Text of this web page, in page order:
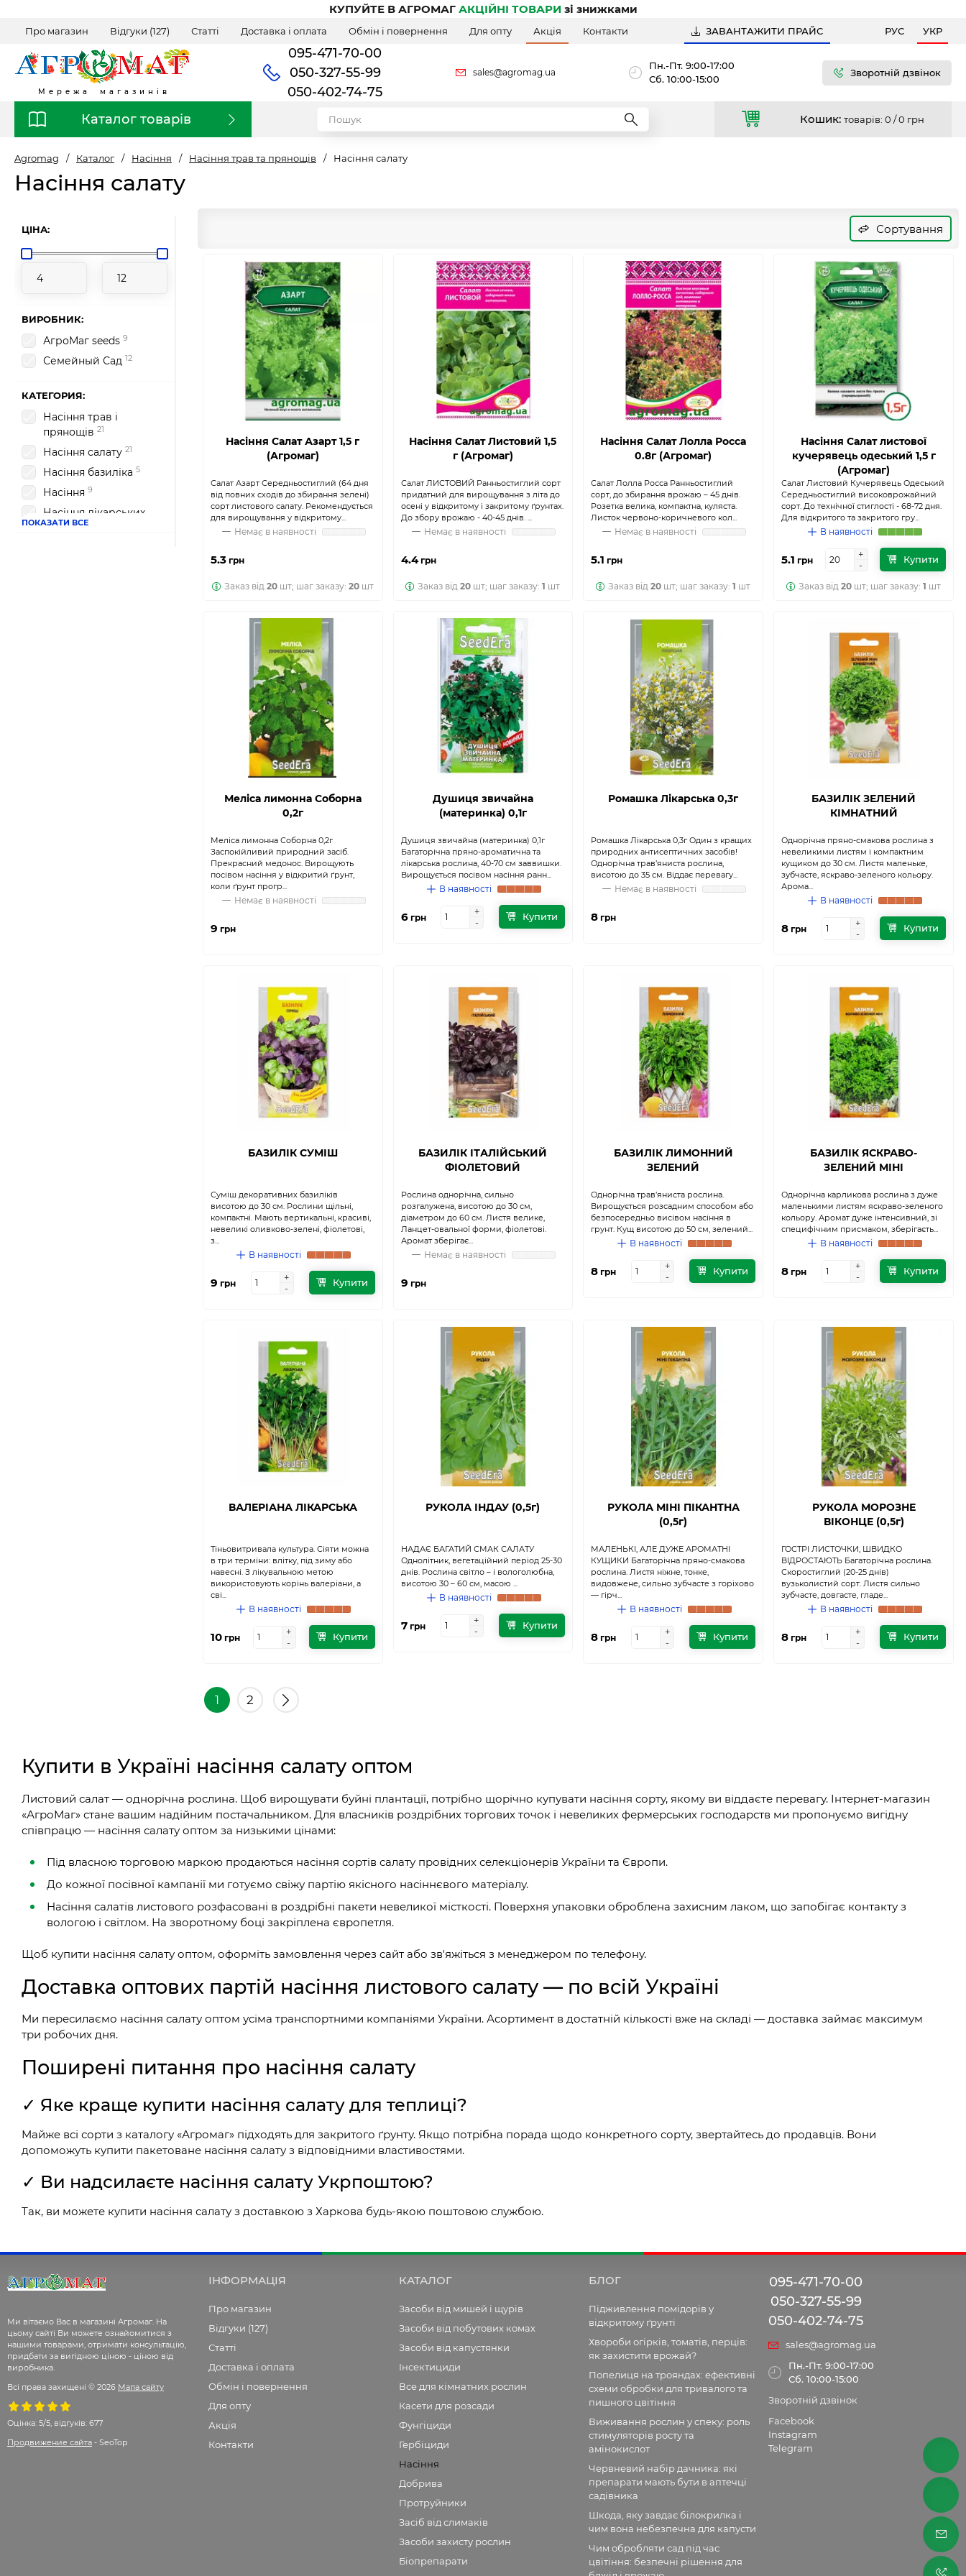
КУПУЙТЕ В АГРОМАГАКЦІЙНІ ТОВАРИ зі знижками
Про магазин Відгуки (127) Статті Доставка і оплата Обмін і повернення Для опту Акція Контакти ЗАВАНТАЖИТИ ПРАЙС РУС УКР
Мережа магазинів
095-471-70-00
050-327-55-99
050-402-74-75
sales@agromag.ua
Пн.-Пт. 9:00-17:00
Сб. 10:00-15:00
Зворотній дзвінок
Каталог товарів Кошик: товарів: 0 /0 грн
Agromag / Каталог / Насіння / Насіння трав та прянощів / Насіння салату
Насіння салату
ЦІНА:
ВИРОБНИК:
АгроМаг seeds 9
Семейный Сад 12
КАТЕГОРИЯ:
Насіння трав і
прянощів 21
Насіння салату 21
Насіння базиліка 5
Насіння 9
Насіння лікарських
трав 4
ПОКАЗАТИ ВСЕ
Сортування
Насіння Салат Азарт 1,5 г
(Агромаг)
Салат Азарт Середньостиглий (64 дня
від повних сходів до збирання зелені)
сорт листового салату. Рекомендується
для вирощування у відкритому...
Немає в наявності
5.3грн
Заказ від 20шт; шаг заказу: 20шт
Насіння Салат Листовий 1,5
г (Агромаг)
Салат ЛИСТОВИЙ Ранньостиглий сорт
придатний для вирощування з літа до
осені у відкритому і закритому ґрунтах.
До збору врожаю - 40-45 днів. ...
Немає в наявності
4.4грн
Заказ від20 шт; шаг заказу:1 шт
Насіння Салат Лолла Росса
0.8г (Агромаг)
Салат Лолла Росса Ранньостиглий
сорт, до збирання врожаю – 45 днів.
Розетка велика, компактна, куляста.
Листок червоно-коричневого кол...
Немає в наявності
5.1 грн
Заказ від20 шт; шаг заказу:1 шт
Насіння Салат листової
кучерявець одеський 1,5 г
(Агромаг)
Салат Листовий Кучерявець Одеський
Середньостиглий високоврожайний
сорт. До технічної стиглості - 68-72 дня.
Для відкритого та закритого гру...
В наявності
5.1 грн
+
-
+
-
Купити
Заказ від20 шт; шаг заказу:1 шт
Меліса лимонна Соборна
0,2г
Меліса лимонна Соборна 0,2г
Заспокійливий природний засіб.
Прекрасний медонос. Вирощують
посівом насіння у відкритий ґрунт,
коли ґрунт прогр...
Немає в наявності
9 грн
Душиця звичайна
(материнка) 0,1г
Душиця звичайна (материнка) 0,1г
Багаторічна пряно-ароматична та
лікарська рослина, 40-70 см заввишки.
Вирощується посівом насіння ранн...
В наявності
6грн
+
-
+
-
Купити
Ромашка Лікарська 0,3г
Ромашка Лікарська 0,3г Один з кращих
природних антисептичних засобів!
Однорічна трав’яниста рослина,
висотою до 35 см. Віддає перевагу...
Немає в наявності
8 грн
БАЗИЛІК ЗЕЛЕНИЙ
КІМНАТНИЙ
Однорічна пряно-смакова рослина з
невеликими листям і компактним
кущиком до 30 см. Листя маленьке,
зубчасте, яскраво-зеленого кольору.
Арома...
В наявності
8 грн
+
-
+
-
Купити
БАЗИЛІК СУМІШ
Суміш декоративних базиліків
висотою до 30 см. Рослини щільні,
компактні. Мають вертикальні, красиві,
невеликі оливково-зелені, фіолетові,
з...
В наявності
9 грн
+
-
+
-
Купити
БАЗИЛІК ІТАЛІЙСЬКИЙ
ФІОЛЕТОВИЙ
Рослина однорічна, сильно
розгалужена, висотою до 30 см,
діаметром до 60 см. Листя велике,
Ланцет-овальної форми, фіолетові.
Аромат зберігає...
Немає в наявності
9 грн
БАЗИЛІК ЛИМОННИЙ
ЗЕЛЕНИЙ
Однорічна трав’яниста рослина.
Вирощується розсадним способом або
безпосередньо висівом насіння в
грунт. Кущ висотою до 50 см, зелений...
В наявності
8 грн
+
-
+
-
Купити
БАЗИЛІК ЯСКРАВО-
ЗЕЛЕНИЙ МІНІ
Однорічна карликова рослина з дуже
маленькими листям яскраво-зеленого
кольору. Аромат дуже інтенсивний, зі
специфічним присмаком, зберігаєть...
В наявності
8 грн
+
-
+
-
Купити
ВАЛЕРІАНА ЛІКАРСЬКА
Тіньовитривала культура. Сіяти можна
в три терміни: влітку, під зиму або
навесні. З лікувальною метою
використовують корінь валеріани, а
сві...
В наявності
10грн
+
-
+
-
Купити
РУКОЛА ІНДАУ (0,5г)
НАДАЄ БАГАТИЙ СМАК САЛАТУ
Однолітник, вегетаційний період 25-30
днів. Рослина світло – і вологолюбна,
висотою 30 – 60 см, масою ...
В наявності
7грн
+
-
+
-
Купити
РУКОЛА МІНІ ПІКАНТНА
(0,5г)
МАЛЕНЬКІ, АЛЕ ДУЖЕ АРОМАТНІ
КУЩИКИ Багаторічна пряно-смакова
рослина. Листя ніжне, тонке,
видовжене, сильно зубчасте з горіхово
— гірч...
В наявності
8 грн
+
-
+
-
Купити
РУКОЛА МОРОЗНЕ
ВІКОНЦЕ (0,5г)
ГОСТРІ ЛИСТОЧКИ, ШВИДКО
ВІДРОСТАЮТЬ Багаторічна рослина.
Скоростиглий (20-25 днів)
вузьколистий сорт. Листя сильно
зубчасте, довгасте, гладе...
В наявності
8 грн
+
-
+
-
Купити
1 2
Купити в Україні насіння салату оптом
Листовий салат — однорічна рослина. Щоб вирощувати буйні плантації, потрібно щорічно купувати насіння сорту, якому ви віддаєте перевагу. Інтернет-магазин
«АгроМаг» стане вашим надійним постачальником. Для власників роздрібних торгових точок і невеликих фермерських господарств ми пропонуємо вигідну
співпрацю — насіння салату оптом за низькими цінами:
Під власною торговою маркою продаються насіння сортів салату провідних селекціонерів України та Європи.
До кожної посівної кампанії ми готуємо свіжу партію якісного насіннєвого матеріалу.
Насіння салатів листового розфасовані в роздрібні пакети невеликої місткості. Поверхня упаковки оброблена захисним лаком, що запобігає контакту з
вологою і світлом. На зворотному боці закріплена європетля.
Щоб купити насіння салату оптом, оформіть замовлення через сайт або зв'яжіться з менеджером по телефону.
Доставка оптових партій насіння листового салату — по всій Україні
Ми пересилаємо насіння салату оптом усіма транспортними компаніями України. Асортимент в достатній кількості вже на складі — доставка займає максимум
три робочих дня.
Поширені питання про насіння салату
✓ Яке краще купити насіння салату для теплиці?
Майже всі сорти з каталогу «Агромаг» підходять для закритого ґрунту. Якщо потрібна порада щодо конкретного сорту, звертайтесь до продавців. Вони
допоможуть купити пакетоване насіння салату з відповідними властивостями.
✓ Ви надсилаєте насіння салату Укрпоштою?
Так, ви можете купити насіння салату з доставкою з Харкова будь-якою поштовою службою.
Ми вітаємо Вас в магазині Агромаг. На
цьому сайті Ви можете ознайомитися з
нашими товарами, отримати консультацію,
придбати за вигідною ціною - ціною від
виробника.
Всі права захищені © 2026 Мапа сайту
Оцінка: 5/5, відгуків: 677
Продвижение сайта - SeoTop
ІНФОРМАЦІЯ
Про магазин
Відгуки (127)
Статті
Доставка і оплата
Обмін і повернення
Для опту
Акція
Контакти
КАТАЛОГ
Засоби від мишей і щурів
Засоби від побутових комах
Засоби від капустянки
Інсектициди
Все для кімнатних рослин
Касети для розсади
Фунгіциди
Гербіциди
Насіння
Добрива
Протруйники
Засіб від слимаків
Засоби захисту рослин
Біопрепарати
БЛОГ
Підживлення помідорів у
відкритому ґрунті
Хвороби огірків, томатів, перців:
як захистити врожай?
Попелиця на трояндах: ефективні
схеми обробки для тривалого та
пишного цвітіння
Виживання рослин у спеку: роль
стимуляторів росту та
амінокислот
Червневий набір дачника: які
препарати мають бути в аптечці
садівника
Шкода, яку завдає білокрилка і
чим вона небезпечна для капусти
Чим обробляти сад під час
цвітіння: безпечні рішення для
095-471-70-00
050-327-55-99
050-402-74-75
sales@agromag.ua
Пн.-Пт. 9:00-17:00
Сб. 10:00-15:00
Зворотній дзвінок
Facebook
Instagram
Telegram